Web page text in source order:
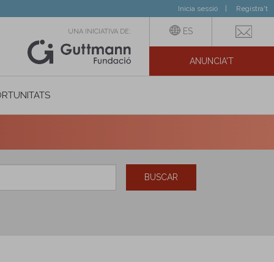
Inicia sessió Registra't
UNA INICIATIVA DE: ES
ANUNCIA'T
BUSCAR